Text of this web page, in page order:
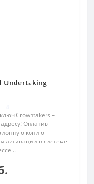
Undertaking
Crowntakers –
Оплатив
копию
активации в системе
..